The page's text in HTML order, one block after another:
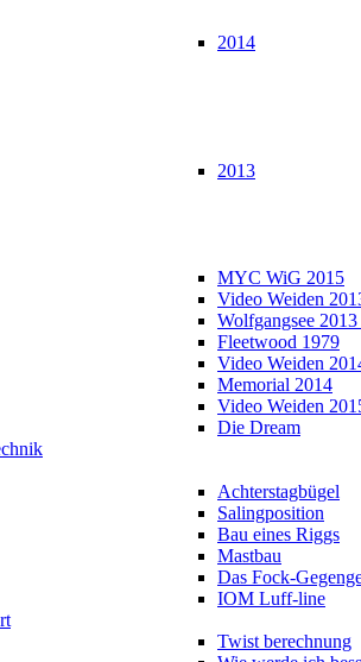
2014
2013
MYC WiG 2015
Video Weiden
Wolfgangsee
Fleetwood 1979
Video Weiden
Memorial 2014
Video Weiden
Die Dream
Achterstagbügel
Salingposition
Bau eines Riggs
Mastbau
Das Fock-
IOM Luff-line
Twist berechnung